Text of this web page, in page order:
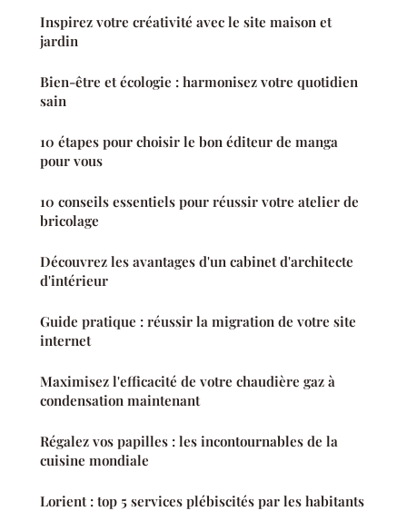
Inspirez votre créativité avec le site maison et
jardin
Bien-être et écologie : harmonisez votre quotidien
sain
10 étapes pour choisir le bon éditeur de manga
pour vous
10 conseils essentiels pour réussir votre atelier de
bricolage
Découvrez les avantages d'un cabinet d'architecte
d'intérieur
Guide pratique : réussir la migration de votre site
internet
Maximisez l'efficacité de votre chaudière gaz à
condensation maintenant
Régalez vos papilles : les incontournables de la
cuisine mondiale
Lorient : top 5 services plébiscités par les habitants